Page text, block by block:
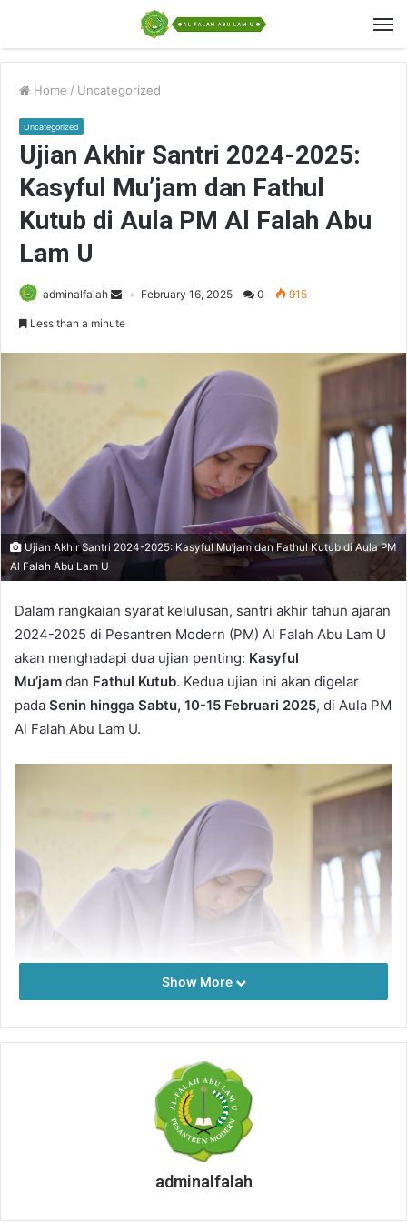
Home / Uncategorized
Uncategorized
Ujian Akhir Santri 2024-2025:
Kasyful Mu’jam dan Fathul
Kutub di Aula PM Al Falah Abu
Lam U
adminalfalah February 16, 2025 0 915
Less than a minute
Ujian Akhir Santri 2024-2025: Kasyful Mu’jam dan Fathul Kutub di Aula PM
Al Falah Abu Lam U
Dalam rangkaian syarat kelulusan, santri akhir tahun ajaran
2024-2025 di Pesantren Modern (PM) Al Falah Abu Lam U
akan menghadapi dua ujian penting: Kasyful
Mu’jam dan Fathul Kutub. Kedua ujian ini akan digelar
pada Senin hingga Sabtu, 10-15 Februari 2025, di Aula PM
Al Falah Abu Lam U.
Kasyful Mu’jammenguji kemampuan santri dalam
mengarungi samudera kosakata bahasa Arab
menggunakan kamus Al-Munjid. Ujian ini tidak sekadar
mengukur kecakapan linguistik, tetapi juga ketelitian dan
kecepatan dalam menelusuri makna kata-kata yang
tersembunyi di balik halaman-halaman kamus. Sebuah
tantangan yang menuntut ketekunan dan kesabaran,
Show More
adminalfalah